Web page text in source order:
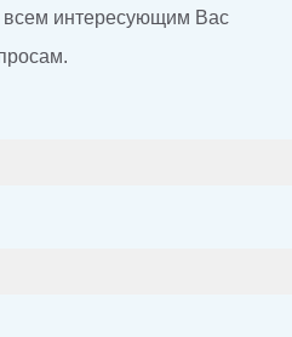
всем интересующим Вас